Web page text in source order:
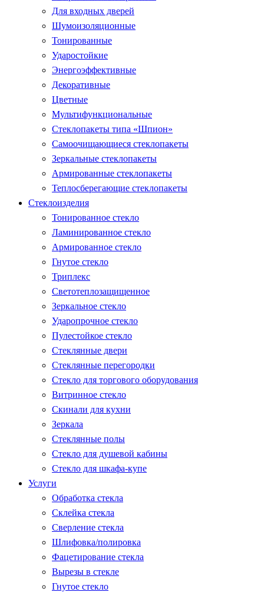
Для входных дверей
Шумоизоляционные
Тонированные
Ударостойкие
Энергоэффективные
Декоративные
Цветные
Мультифункциональные
Стеклопакеты типа «Шпион»
Самоочищающиеся стеклопакеты
Зеркальные стеклопакеты
Армированные стеклопакеты
Теплосберегающие стеклопакеты
Стеклоизделия
Тонированное стекло
Ламинированное стекло
Армированное стекло
Гнутое стекло
Триплекс
Светотеплозащищенное
Зеркальное стекло
Ударопрочное стекло
Пулестойкое стекло
Стеклянные двери
Стеклянные перегородки
Стекло для торгового оборудования
Витринное стекло
Скинали для кухни
Зеркала
Стеклянные полы
Стекло для душевой кабины
Стекло для шкафа-купе
Услуги
Обработка стекла
Склейка стекла
Сверление стекла
Шлифовка/полировка
Фацетирование стекла
Вырезы в стекле
Гнутое стекло